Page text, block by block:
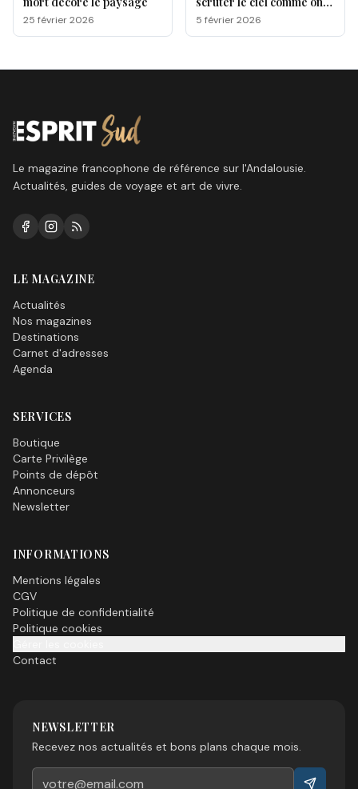
25 février 2026
attend une lettre qui
n’arrive pas, une question
quand le soleil va-t-il
5 février 2026
Le magazine francophone de référence sur l'Andalousie.
Actualités, guides de voyage et art de vivre.
LE MAGAZINE
Actualités
Nos magazines
Destinations
Carnet d'adresses
Agenda
SERVICES
Boutique
Carte Privilège
Points de dépôt
Annonceurs
Newsletter
INFORMATIONS
Mentions légales
CGV
Politique de confidentialité
Politique cookies
Contact
NEWSLETTER
Recevez nos actualités et bons plans chaque mois.